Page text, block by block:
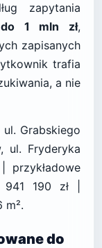
zapytania
do 1 mln zł,
zapisanych
trafia
a nie
ul. Grabskiego
ul. Fryderyka
przykładowe
190 zł |
m².
do